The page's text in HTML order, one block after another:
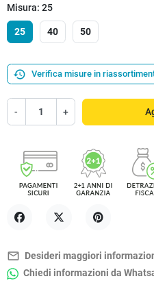
Misura: 25
25 40 50
history Verifica misure in
- +
mail_outline Desideri maggiori
Chiedi informazioni da